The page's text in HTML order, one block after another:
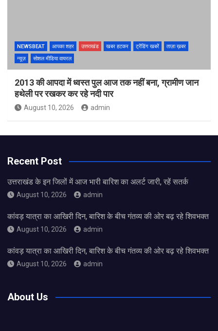
NEWSBEAT आपका शहर उत्तराखंड खबर हटकर ट्रेंडिंग खबरें
ताज़ा ख़बर
न्यूज़
सोशल मीडिया वायरल
2013 की आपदा में ध्वस्त पुल आज तक नहीं बना, ग्रामीण जान
हथेली पर रखकर कर रहे नदी पार
August 10, 2026 admin
Recent Post
उत्तराखंड के इन जिलों में आज भारी बारिश का अलर्ट जारी, रहें सतर्क
August 10, 2026 admin
कांवड़ यात्रा का आखिरी दिन, बारिश के बीच गंतव्य की ओर बढ़ रहे शिवभक्त
August 10, 2026 admin
कांवड़ यात्रा का आखिरी दिन, बारिश के बीच गंतव्य की ओर बढ़ रहे शिवभक्त
August 10, 2026 admin
About Us